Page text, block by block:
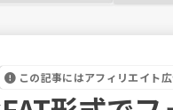
この記事にはアフィリエイト